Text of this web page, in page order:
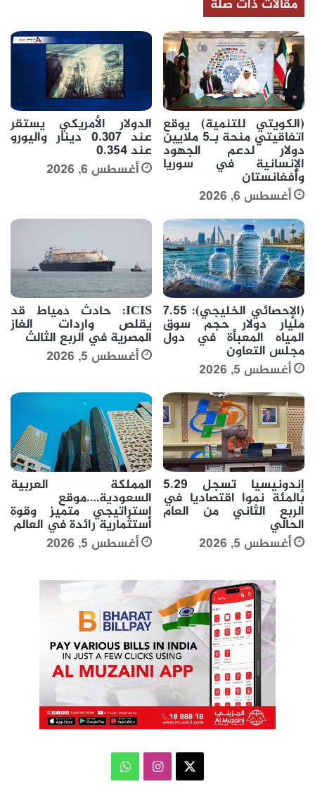
مقالات ذات صلة
(الكويتي للتنمية) يوقع
اتفاقيتي منحة بـ5 ملايين
دولار لدعم الجهود
الإنسانية في سوريا
وأفغانستان
أغسطس 6, 2026
الدولار الأمريكي يستقر
عند 0.307 دينار واليورو
عند 0.354
أغسطس 6, 2026
(الإحصائي الخليجي): 7.55
مليار دولار حجم سوق
المياه المعبأة في دول
مجلس التعاون
أغسطس 5, 2026
ICIS: حادث دمياط قد
يقلص واردات الغاز
المصرية في الربع الثالث
أغسطس 5, 2026
إندونيسيا تسجل 5.29
بالمئة نموا اقتصاديا في
الربع الثاني من العام
الحالي
أغسطس 5, 2026
المملكة العربية
السعودية….موقع
إستراتيجي متميز وقوة
استثمارية رائدة في العالم
أغسطس 5, 2026
انستقرامواتساب